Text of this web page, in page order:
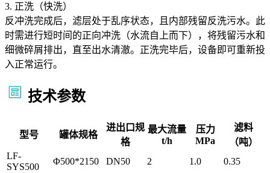
3. 正洗（快洗）
反冲洗完成后，滤层处于乱序状态，且内部残留反洗污水。此
时需进行短时间的正向冲洗（水流自上而下），将残留污水和
细微碎屑排出，直至出水清澈。正洗完毕后，设备即可重新投
入正常运行。
技术参数
型号 罐体规格
进出口规
格
最大流量
t/h
压力
MPa
滤料
（吨）
LF-
SYS500
Φ500*2150 DN50 2 1.0
0.35